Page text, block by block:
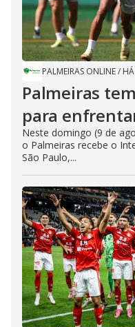
PALMEIRAS ONLINE/
Palmeiras
para
Neste domingo (9 de
o Palmeiras recebe o
São Paulo,...